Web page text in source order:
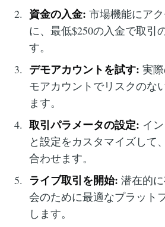
資金の入金: 市場機能にア
に、最低$250の入金で取引
す。
デモアカウントを試す: 実
モアカウントでリスクのな
ます。
取引パラメータの設定: イ
と設定をカスタマイズして
合わせます。
ライブ取引を開始: 潜在的
会のために最適なプラット
します。